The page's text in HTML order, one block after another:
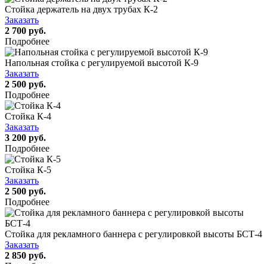
Стойка держатель на двух трубах К-2
Заказать
2 700 руб.
Подробнее
Напольная стойка с регулируемой высотой К-9
Заказать
2 500 руб.
Подробнее
Стойка К-4
Заказать
3 200 руб.
Подробнее
Стойка К-5
Заказать
2 500 руб.
Подробнее
Стойка для рекламного баннера с регулировкой высоты БСТ-4
Заказать
2 850 руб.